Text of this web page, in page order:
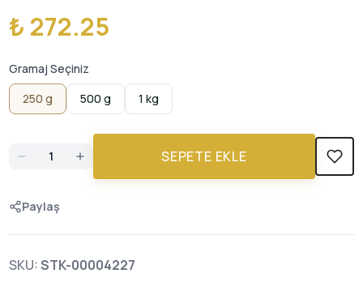
₺ 272.25
Gramaj Seçiniz
250 g
500 g 1 kg
SEPETE EKLE
Paylaş
SKU:STK-00004227